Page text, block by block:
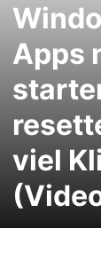
Apps
viel